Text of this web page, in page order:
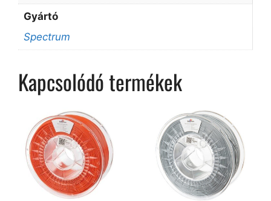
Gyártó
Spectrum
Kapcsolódó termékek